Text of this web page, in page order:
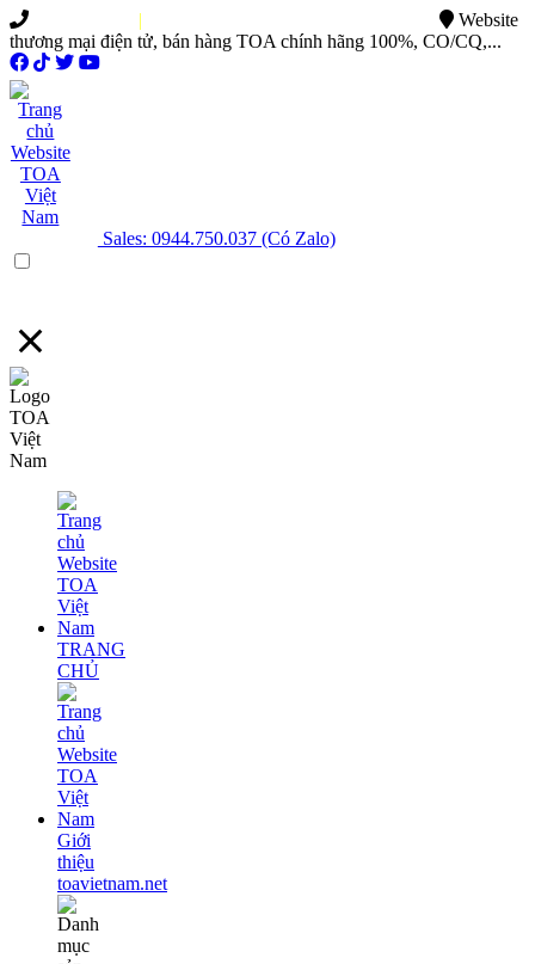
|
Website
thương mại điện tử, bán hàng TOA chính hãng 100%, CO/CQ,...
Sales: 0944.750.037 (Có Zalo)
TRANG
CHỦ
Giới
thiệu
toavietnam.net